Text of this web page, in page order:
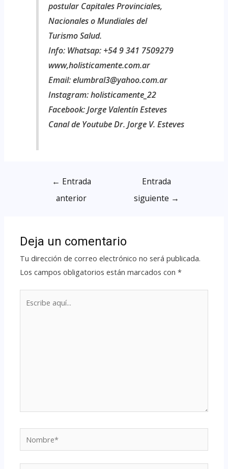
postular Capitales Provinciales,
Nacionales o Mundiales del
Turismo Salud.
Info: Whatsap: +54 9 341 7509279
www,holisticamente.com.ar
Email: elumbral3@yahoo.com.ar
Instagram: holisticamente_22
Facebook: Jorge Valentín Esteves
Canal de Youtube Dr. Jorge V. Esteves
← Entrada
anterior
Entrada
siguiente →
Deja un comentario
Tu dirección de correo electrónico no será publicada.
Los campos obligatorios están marcados con*